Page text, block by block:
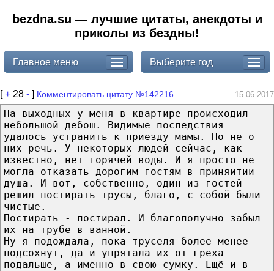
bezdna.su — лучшие цитаты, анекдоты и
приколы из бездны!
Главное меню Выберите год
[+ 28 - ] Комментировать цитату №142216 15.06.2017
На выходных у меня в квартире происходил
небольшой дебош. Видимые последствия
удалось устранить к приезду мамы. Но не о
них речь. У некоторых людей сейчас, как
известно, нет горячей воды. И я просто не
могла отказать дорогим гостям в приняитии
душа. И вот, собственно, один из гостей
решил постирать трусы, благо, с собой были
чистые.
Постирать - постирал. И благополучно забыл
их на трубе в ванной.
Ну я подождала, пока труселя более-менее
подсохнут, да и упрятала их от греха
подальше, а именно в свою сумку. Ещё и в